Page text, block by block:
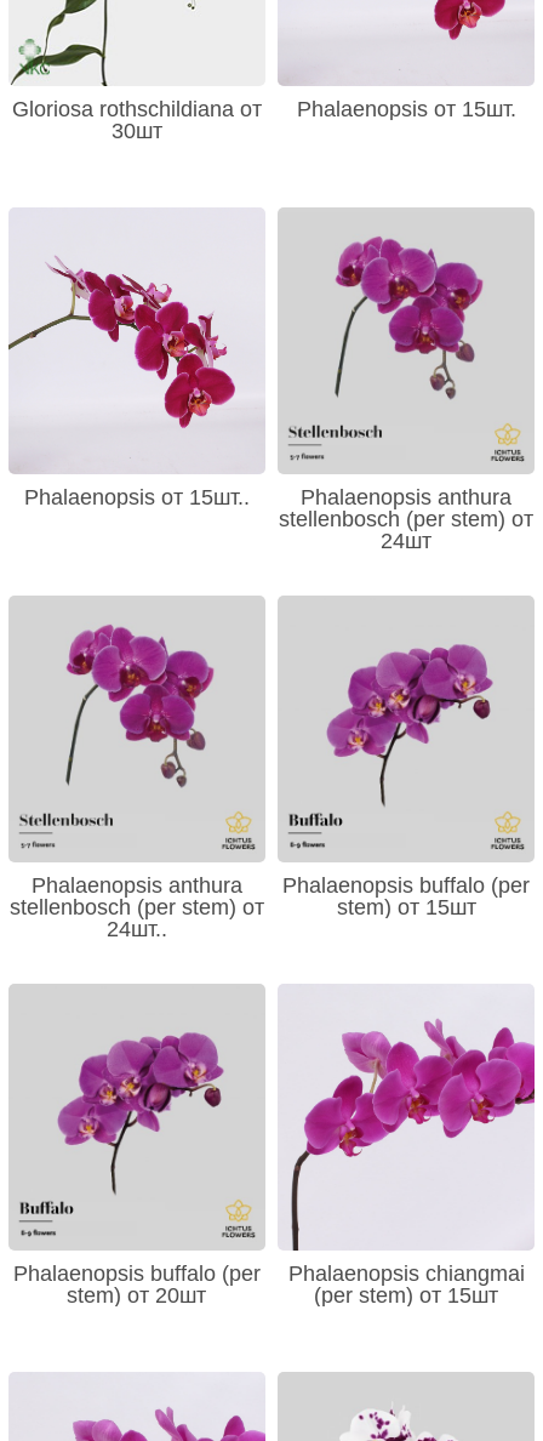
Gloriosa rothschildiana от
30шт
Phalaenopsis от 15шт.
Phalaenopsis от 15шт..
Phalaenopsis anthura
stellenbosch (per stem) от
24шт
Phalaenopsis anthura
stellenbosch (per stem) от
24шт..
Phalaenopsis buffalo (per
stem) от 15шт
Phalaenopsis buffalo (per
stem) от 20шт
Phalaenopsis chiangmai
(per stem) от 15шт